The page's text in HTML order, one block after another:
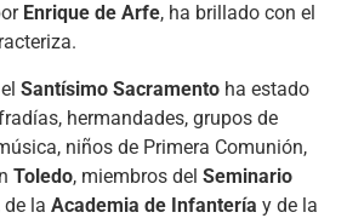
Enrique de Arfe, ha brillado con el
Santísimo Sacramentoha estado
hermandades, grupos de
niños de Primera Comunión,
Toledo, miembros del Seminario
de la Academia de Infantería y de la